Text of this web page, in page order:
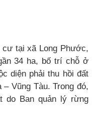
cư tại xã Long Phước,
34 ha, bố trí chỗ ở
diện phải thu hồi đất
Vũng Tàu. Trong đó,
do Ban quản lý rừng